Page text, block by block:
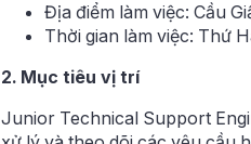
Địa điểm làm việc: Cầu
Thời gian làm việc: Thứ
2. Mục tiêu vị trí
Junior Technical Support